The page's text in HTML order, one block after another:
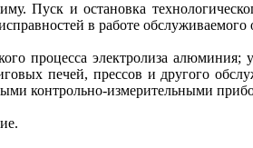
Пуск и остановка
в работе обслуживаемого
процесса электролиза
печей, прессов и другого
контрольно-измерительными